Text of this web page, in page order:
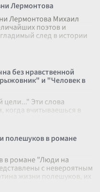
Лермонтова
Лермонтова Михаил
поэтов и
след в истории
без нравственной
и "Человек в
цели..." Эти слова
когда вчитываешься в
Чехова "Крыжовник" и
полешуков в романе
в романе "Люди на
с невероятным
жизни полешуков, их